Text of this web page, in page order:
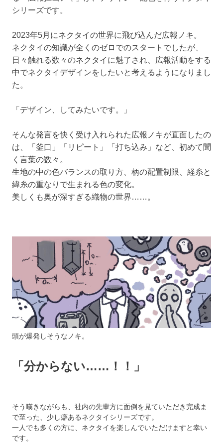
シリーズです。
2023年5月にネクタイの世界に飛び込んだ広報ノキ。
ネクタイの知識が全くのゼロでのスタートでしたが、
日々触れる数々のネクタイに魅了され、広報活動をする
中でネクタイデザインをしたいと考えるようになりまし
た。
「デザイン、してみたいです。」
そんな発言を快く受け入れられた広報ノキが直面したの
は、「釜口」「リピート」「打ち込み」など、初めて聞
く言葉の数々。
生地の中の色バランスの取り方、柄の配置制限、経糸と
緯糸の重なりで生まれる色の変化。
美しくも奥が深すぎる織物の世界……。
頭が爆発しそうなノキ。
「分からない……！！」
そう嘆きながらも、社内の先輩方に面倒を見ていただき完成ま
で至った、少し癖あるネクタイシリーズです。
一人でも多くの方に、ネクタイを楽しんでいただけますと幸い
です。